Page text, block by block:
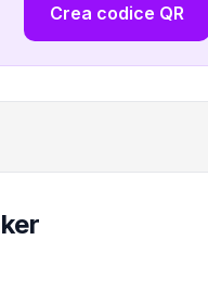
Crea codice QR